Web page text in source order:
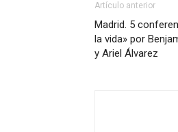
Artículo anterior
Madrid. 5
la vida» por
y Ariel Álvarez